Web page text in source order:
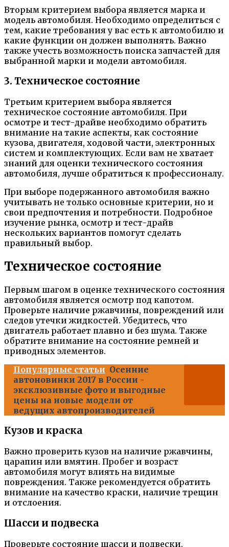
Вторым критерием выбора является марка и
модель автомобиля. Необходимо определиться с
тем, какие требования у вас есть к автомобилю и
какие функции он должен выполнять. Важно
также учесть возможность поиска запчастей для
выбранной марки и модели автомобиля.
3. Техническое состояние
Третьим критерием выбора является
техническое состояние автомобиля. При
осмотре и тест-драйве необходимо обратить
внимание на такие аспекты, как состояние
кузова, двигателя, ходовой части, электронных
систем и комплектующих. Если вам не хватает
знаний для оценки технического состояния
автомобиля, лучше обратиться к профессионалу.
При выборе подержанного автомобиля важно
учитывать не только основные критерии, но и
свои предпочтения и потребности. Подробное
изучение рынка, осмотр и тест-драйв
нескольких вариантов помогут сделать
правильный выбор.
Техническое состояние
Первым шагом в оценке технического состояния
автомобиля является осмотр под капотом.
Проверьте наличие ржавчины, повреждений или
следов утечки жидкостей. Убедитесь, что
двигатель работает плавно и без шума. Также
обратите внимание на состояние ремней и
приводных элементов.
Популярные статьи Осенние
автоновинки 2017 в России -
эксклюзивные фото и выгодные
цены на новые модели от
ведущих автопроизводителей
Кузов и краска
Важно проверить кузов на наличие ржавчины,
царапин или вмятин. Пробег и возраст
автомобиля могут влиять на видимые
повреждения. Также рекомендуется обратить
внимание на качество краски, наличие трещин
и отслоения.
Шасси и подвеска
Проверьте состояние шасси и подвески.